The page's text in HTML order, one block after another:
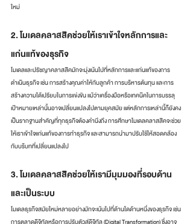
ใหม่
2. โมเดลคลาสสิคช่วยให้เราเข้าใจหลักการและ
แก่นแท้ของธุรกิจ
โมเดลและปรัชญาคลาสสิคมักจะมุ่งเน้นไปที่หลักการและแก่นแท้ของการ
ดำเนินธุรกิจ เช่น การสร้างคุณค่าให้กับลูกค้า การบริหารต้นทุน และการ
สร้างความได้เปรียบในการแข่งขัน แม้ว่าเครื่องมือหรือเทคนิคในการบรรลุ
เป้าหมายเหล่านั้นอาจเปลี่ยนแปลงไปตามยุคสมัย แต่หลักการเหล่านี้ก็ยังคง
เป็นรากฐานสำคัญที่ทุกธุรกิจต้องคำนึงถึง การศึกษาโมเดลคลาสสิคจะช่วย
ให้เราเข้าใจแก่นแท้ของการทำธุรกิจ และสามารถนำมาปรับใช้ให้สอดคล้อง
กับบริบทที่เปลี่ยนแปลงไป
3. โมเดลคลาสสิคช่วยให้เรามีมุมมองที่รอบด้าน
และเป็นระบบ
โมเดลธุรกิจสมัยใหม่หลายอย่างมักจะเน้นไปที่ด้านใดด้านหนึ่งของธุรกิจ เช่น
การตลาดดิจิทัลหรือการปรับตัวสู่ดิจิทัล (Digital Transformation) ซึ่งอาจ